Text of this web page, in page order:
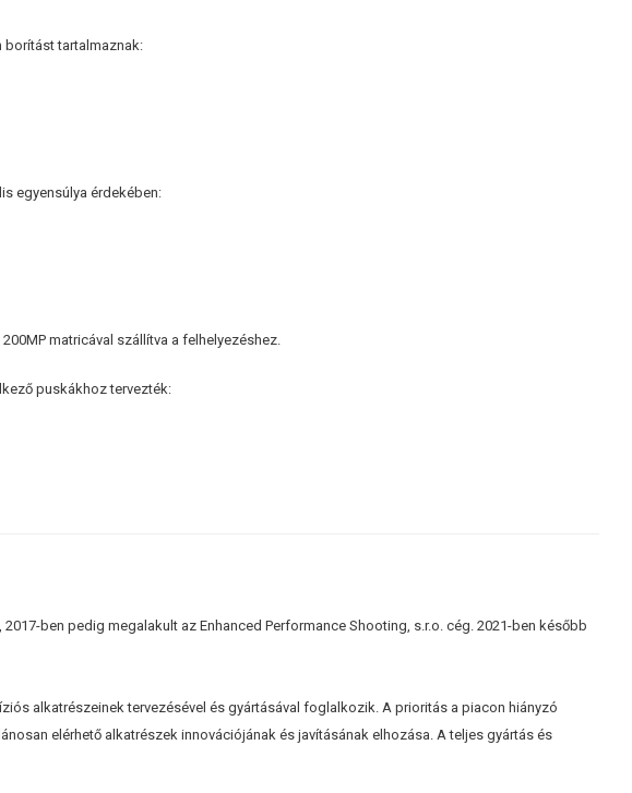
borítást tartalmaznak:
egyensúlya érdekében:
matricával szállítva a felhelyezéshez.
puskákhoz tervezték:
ben pedig megalakult az Enhanced Performance Shooting, s.r.o. cég. 2021-ben később
alkatrészeinek tervezésével és gyártásával foglalkozik. A prioritás a piacon hiányzó
elérhető alkatrészek innovációjának és javításának elhozása. A teljes gyártás és